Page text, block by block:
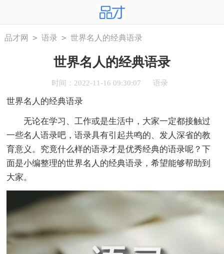
品才网 > 语录 > 世界名人的经典语录
世界名人的经典语录
时间：2022-11-16 09:30:07 语录
世界名人的经典语录
无论在学习、工作或是生活中，大家一定都接触过
一些名人语录吧，语录具有引起共鸣的、发人深省的教
育意义。究竟什么样的语录才是优秀经典的语录呢？下
面是小编整理的世界名人的经典语录，希望能够帮助到
大家。